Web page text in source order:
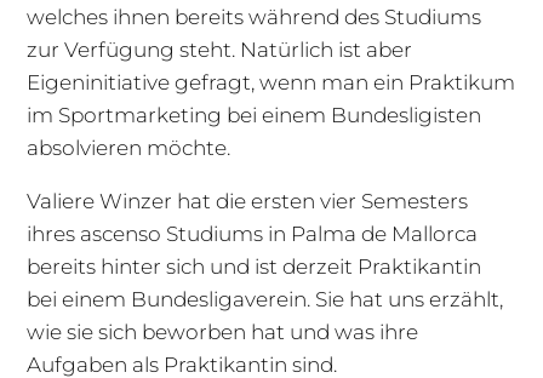
welches ihnen bereits während des Studiums
zur Verfügung steht. Natürlich ist aber
Eigeninitiative gefragt, wenn man ein Praktikum
im Sportmarketing bei einem Bundesligisten
absolvieren möchte.
Valiere Winzer hat die ersten vier Semesters
ihres ascenso Studiums in Palma de Mallorca
bereits hinter sich und ist derzeit Praktikantin
bei einem Bundesligaverein. Sie hat uns erzählt,
wie sie sich beworben hat und was ihre
Aufgaben als Praktikantin sind.